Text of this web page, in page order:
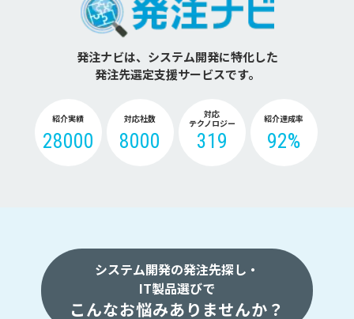
発注ナビは、システム開発に特化した
発注先選定支援サービスです。
紹介実績
28000
対応社数
8000
対応
テクノロジー
319
紹介達成率
92%
システム開発の発注先探し・
IT製品選びで
こんなお悩みありませんか？